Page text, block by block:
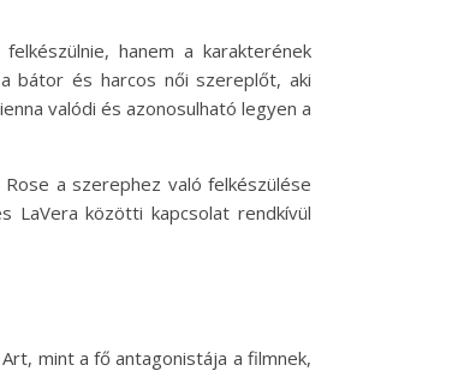
hanem a karakterének
bátor és harcos női szereplőt, aki
valódi és azonosulható legyen a
a szerephez való felkészülése
LaVera közötti kapcsolat rendkívül
mint a fő antagonistája a filmnek,